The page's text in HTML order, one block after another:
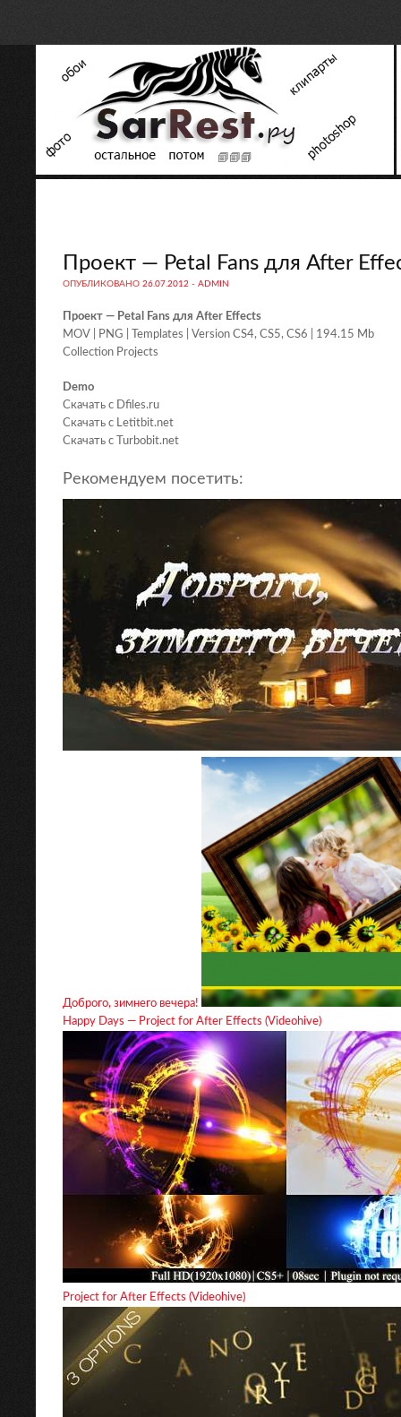
Проект — Petal Fans для After
ОПУБЛИКОВАНО 26.07.2012 - ADMIN
Проект — Petal Fans для After Effects
MOV | PNG | Templates | Version CS4, CS5, CS6 | 194.15 Mb
Collection Projects
Demo
Скачать с Dfiles.ru
Скачать с Letitbit.net
Скачать с Turbobit.net
Рекомендуем посетить:
Доброго, зимнего вечера!
Happy Days — Project for After Effects (Videohive)
Project for After Effects (Videohive)